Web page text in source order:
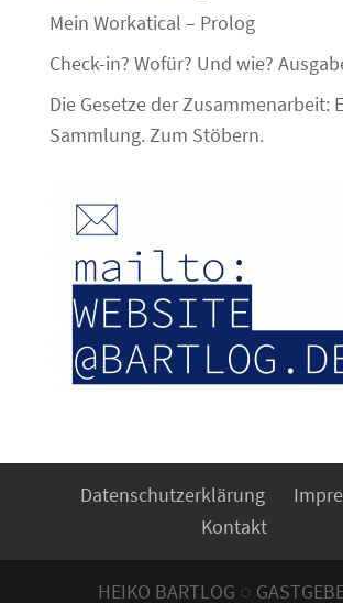
Mein Workatical – Prolog
Check-in? Wofür? Und wie?
Die Gesetze der Zusammenarbeit:
Sammlung. Zum Stöbern.
Datenschutzerklärung
Kontakt
HEIKO BARTLOG ◌